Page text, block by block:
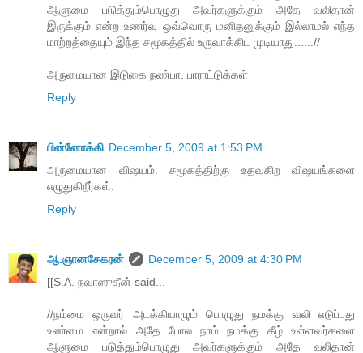
ஆளுமை படுத்தும்பொழுது அவர்களுக்கும் அதே வலிதான்
இருக்கும் என்ற உணர்வு ஒவ்வொரு மனிதனுக்கும் இல்லாமல் எந்த
மாற்றத்தையும் இந்த சமூகத்தில் உருவாக்கிட முடியாது......//
அருமையான இடுகை நண்பா. பாராட்டுக்கள்
Reply
பின்னோக்கி December 5, 2009 at 1:53 PM
அருமையான விஷயம். சமூகத்திற்கு உதவுகிற விஷயங்களை
எழுதுகிறீர்கள்.
Reply
ஆ.ஞானசேகரன்
December 5, 2009 at 4:30 PM
[[S.A. நவாஸுதீன் said...
//நம்மை ஒருவர் அடக்கியாழும் பொழுது நமக்கு வலி எடுப்பது
உண்மை என்றால் அதே போல நாம் நமக்கு கீழ் உள்ளவர்களை
ஆளுமை படுத்தும்பொழுது அவர்களுக்கும் அதே வலிதான்